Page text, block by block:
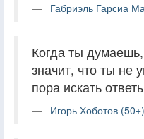
Габриэль Гарсиа
Когда ты
значит, что ты не
пора искать
Игорь Хоботов (50+)